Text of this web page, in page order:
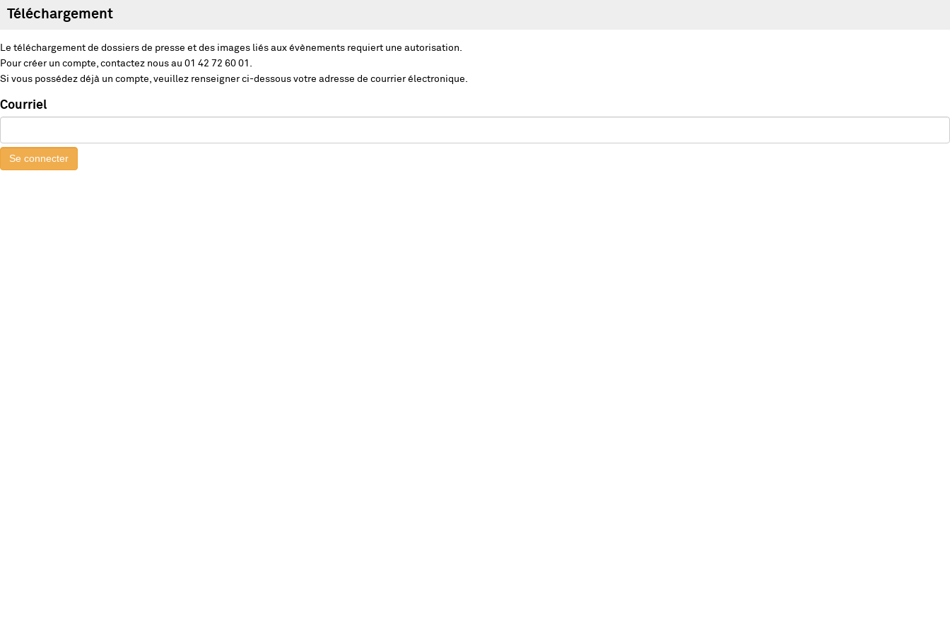
Téléchargement
Le téléchargement de dossiers de presse et des images liés aux évènements requiert une autorisation.
Pour créer un compte, contactez nous au 01 42 72 60 01.
Si vous possédez déjà un compte, veuillez renseigner ci-dessous votre adresse de courrier électronique.
Courriel